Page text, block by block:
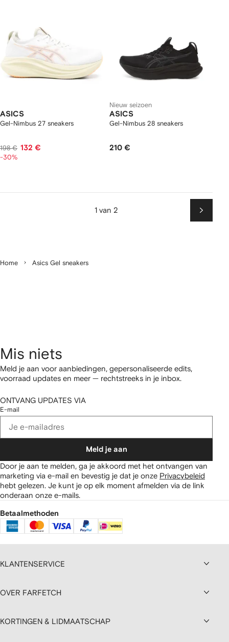
ASICS
Gel-Nimbus 27 sneakers
198 € 132 €
-30%
Nieuw seizoen
ASICS
Gel-Nimbus 28 sneakers
210 €
1 van 2
Home Asics Gel sneakers
Mis niets
Meld je aan voor aanbiedingen, gepersonaliseerde edits,
voorraad updates en meer — rechtstreeks in je inbox.
ONTVANG UPDATES VIA
E-mail
Meld je aan
Door je aan te melden, ga je akkoord met het ontvangen van
marketing via e-mail en bevestig je dat je onze Privacybeleid
hebt gelezen. Je kunt je op elk moment afmelden via de link
onderaan onze e-mails.
Betaalmethoden
KLANTENSERVICE
OVER FARFETCH
KORTINGEN & LIDMAATSCHAP